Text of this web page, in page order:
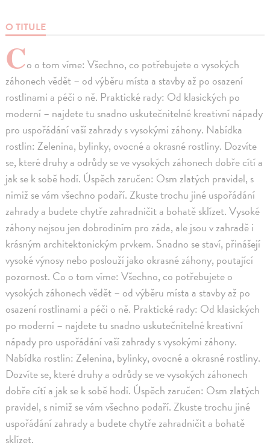
O TITULE
Co o tom víme: Všechno, co potřebujete o vysokých
záhonech vědět – od výběru místa a stavby až po osazení
rostlinami a péči o ně. Praktické rady: Od klasických po
moderní – najdete tu snadno uskutečnitelné kreativní nápady
pro uspořádání vaší zahrady s vysokými záhony. Nabídka
rostlin: Zelenina, bylinky, ovocné a okrasné rostliny. Dozvíte
se, které druhy a odrůdy se ve vysokých záhonech dobře cítí a
jak se k sobě hodí. Úspěch zaručen: Osm zlatých pravidel, s
nimiž se vám všechno podaří. Zkuste trochu jiné uspořádání
zahrady a budete chytře zahradničit a bohatě sklízet. Vysoké
záhony nejsou jen dobrodiním pro záda, ale jsou v zahradě i
krásným architektonickým prvkem. Snadno se staví, přinášejí
vysoké výnosy nebo poslouží jako okrasné záhony, poutající
pozornost. Co o tom víme: Všechno, co potřebujete o
vysokých záhonech vědět – od výběru místa a stavby až po
osazení rostlinami a péči o ně. Praktické rady: Od klasických
po moderní – najdete tu snadno uskutečnitelné kreativní
nápady pro uspořádání vaší zahrady s vysokými záhony.
Nabídka rostlin: Zelenina, bylinky, ovocné a okrasné rostliny.
Dozvíte se, které druhy a odrůdy se ve vysokých záhonech
dobře cítí a jak se k sobě hodí. Úspěch zaručen: Osm zlatých
pravidel, s nimiž se vám všechno podaří. Zkuste trochu jiné
uspořádání zahrady a budete chytře zahradničit a bohatě
sklízet.